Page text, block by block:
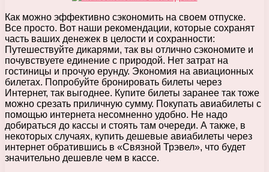
Как можно эффективно сэкономить на своем отпуске.
Все просто. Вот наши рекомендации, которые сохранят
часть ваших денежек в целости и сохранности:
Путешествуйте дикарями, так вы отлично сэкономите и
почувствуете единение с природой. Нет затрат на
гостиницы и прочую ерунду. Экономия на авиационных
билетах. Попробуйте бронировать билеты через
Интернет, так выгоднее. Купите билеты заранее так тоже
можно срезать приличную сумму. Покупать авиабилеты с
помощью интернета несомненно удобно. Не надо
добираться до кассы и стоять там очереди. А также, в
некоторых случаях, купить дешевые авиабилеты через
интернет обратившись в «Связной Трэвел», что будет
значительно дешевле чем в кассе.